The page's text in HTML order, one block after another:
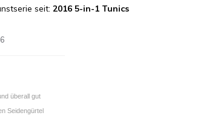
seit:2016 5-in-1 Tunics
überall gut
Seidengürtel